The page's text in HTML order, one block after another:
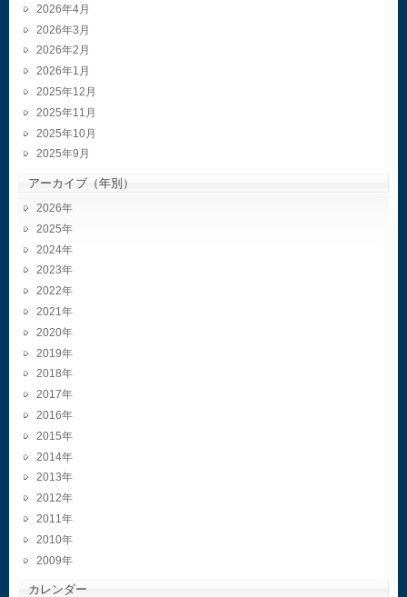
2026年4月
2026年3月
2026年2月
2026年1月
2025年12月
2025年11月
2025年10月
2025年9月
アーカイブ（年別）
2026
2025
2024
2023
2022
2021
2020
2019
2018
2017
2016
2015
2014
2013
2012
2011
2010
2009
カレンダー